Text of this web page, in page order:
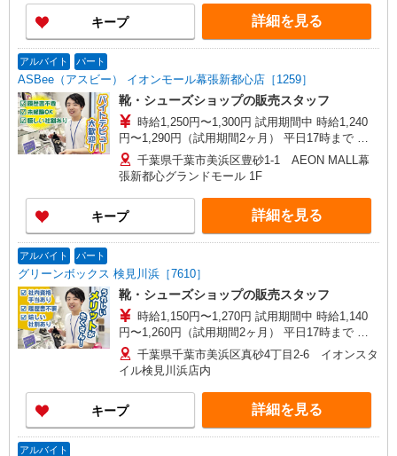
給1,300円 ※資格・経験による
キープ 詳細を見る
アルバイト パート
ASBee（アスビー） イオンモール幕張新都心店［1259］
靴・シューズショップの販売スタッフ
時給1,250円〜1,300円 試用期間中 時給1,240
円〜1,290円（試用期間2ヶ月） 平日17時まで 時
給1,250円 平日17〜20時まで 時給1,300円 平日20
時〜 時給1,300円 日・祝17時まで 時給1,300円
日・祝17〜20時まで 時給1,300円 日・祝20時〜 時
給1,300円 ※資格・経験による
千葉県千葉市美浜区豊砂1-1 AEON MALL幕
張新都心グランドモール 1F
キープ 詳細を見る
アルバイト パート
グリーンボックス 検見川浜［7610］
靴・シューズショップの販売スタッフ
時給1,150円〜1,270円 試用期間中 時給1,140
円〜1,260円（試用期間2ヶ月） 平日17時まで 時
給1,150円 平日17〜20時まで 時給1,170円 平日20
時〜 時給1,230円 日・祝17時まで 時給1,170円
日・祝17〜20時まで 時給1,270円 日・祝20時〜 時
給1,270円 ※資格・経験による
千葉県千葉市美浜区真砂4丁目2-6 イオンスタ
イル検見川浜店内
キープ 詳細を見る
アルバイト